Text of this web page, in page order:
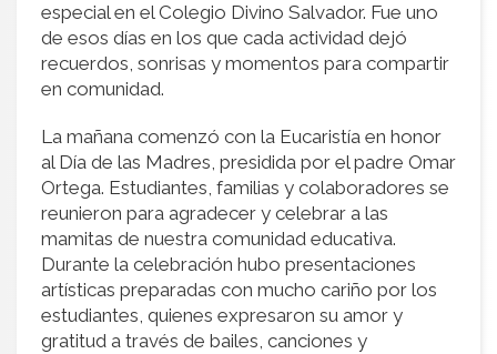
especial en el Colegio Divino Salvador. Fue uno
de esos días en los que cada actividad dejó
recuerdos, sonrisas y momentos para compartir
en comunidad.
La mañana comenzó con la Eucaristía en honor
al Día de las Madres, presidida por el padre Omar
Ortega. Estudiantes, familias y colaboradores se
reunieron para agradecer y celebrar a las
mamitas de nuestra comunidad educativa.
Durante la celebración hubo presentaciones
artísticas preparadas con mucho cariño por los
estudiantes, quienes expresaron su amor y
gratitud a través de bailes, canciones y